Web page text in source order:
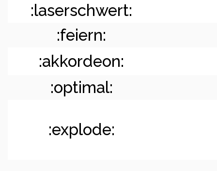
:laserschwert:
:feiern:
:akkordeon:
:optimal:
:explode: